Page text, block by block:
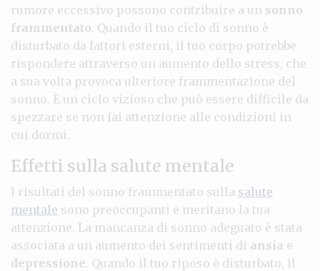
rumore eccessivo possono contribuire a un sonno
frammentato. Quando il tuo ciclo di sonno è
disturbato da fattori esterni, il tuo corpo potrebbe
rispondere attraverso un aumento dello stress, che
a sua volta provoca ulteriore frammentazione del
sonno. È un ciclo vizioso che può essere difficile da
spezzare se non fai attenzione alle condizioni in
cui dormi.
Effetti sulla salute mentale
I risultati del sonno frammentato sulla salute
mentale sono preoccupanti e meritano la tua
attenzione. La mancanza di sonno adeguato è stata
associata a un aumento dei sentimenti di ansia e
depressione. Quando il tuo riposo è disturbato, il